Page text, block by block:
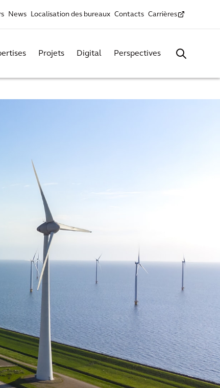
News Localisation des bureaux Contacts Carrières
Projets Digital Perspectives